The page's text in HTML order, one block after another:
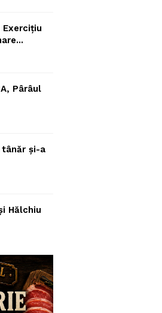
Pârâul
tânăr și-a
Hălchiu